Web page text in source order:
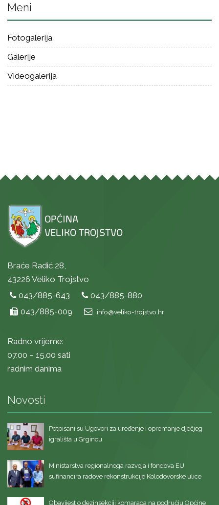
Meni
Fotogalerija
Galerije
Videogalerija
Braće Radić 28,
43226 Veliko Trojstvo
043/885-643
043/885-880
043/885-009
info@veliko-trojstvo.hr
Radno vrijeme:
07.00 – 15.00 sati
radnim danima
Novosti
Potpisani su Ugovori za uređenje i opremanje dječjeg
igrališta u Grgincu
Ministarstva regionalnoga razvoja i fondova EU
sufinancira radove rekonstrukcije Kolodovorske ulice
Obavijest o dezinsekciji komaraca na području Općine